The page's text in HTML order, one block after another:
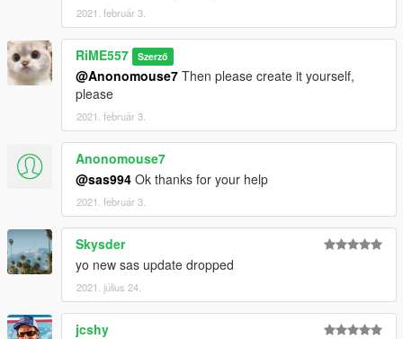
2021. február 3.
RiME557 Szerző
@Anonomouse7 Then please create it yourself,
please
2021. február 3.
Anonomouse7
@sas994 Ok thanks for your help
2021. február 3.
Skysder
yo new sas update dropped
2021. július 24.
jcshy